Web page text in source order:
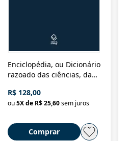
Enciclopédia, ou Dicionário
razoado das ciências, das
Civilização material
R$ 128,00
ou5X de R$ 25,60sem juros
Comprar